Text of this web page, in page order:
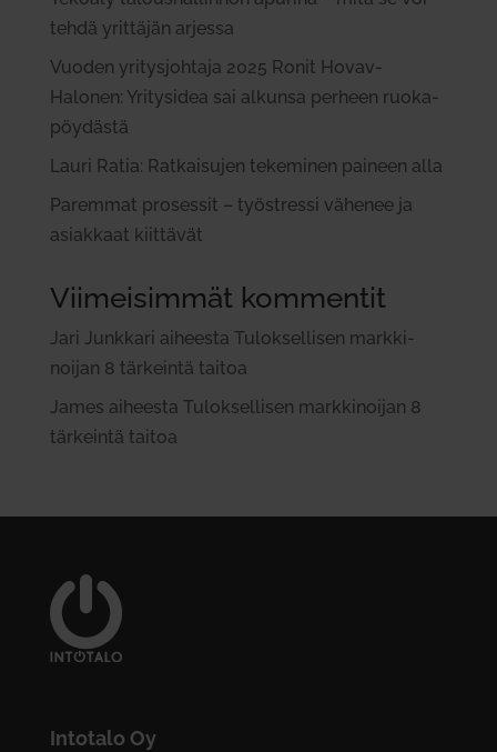
tehdä yrit­täjän arjessa
Vuoden yri­tys­johtaja 2025 Ronit Hovav-
Halonen: Yri­tysidea sai alkunsa perheen ruo­ka­
pöy­dästä
Lauri Ratia: Rat­kai­sujen teke­minen paineen alla
Paremmat pro­sessit – työ­stressi vähenee ja
asiakkaat kiit­tävät
Viimeisimmät kommentit
Jari Junkkari aiheesta Tulok­sel­lisen mark­ki­
noijan 8 tär­keintä taitoa
James aiheesta Tulok­sel­lisen mark­ki­noijan 8
tär­keintä taitoa
Intotalo Oy